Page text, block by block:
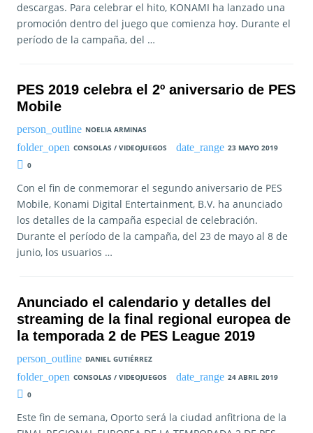
descargas. Para celebrar el hito, KONAMI ha lanzado una
promoción dentro del juego que comienza hoy. Durante el
período de la campaña, del …
PES 2019 celebra el 2º aniversario de PES
Mobile
NOELIA ARMINAS
CONSOLAS / VIDEOJUEGOS
23 MAYO 2019
0
Con el fin de conmemorar el segundo aniversario de PES
Mobile, Konami Digital Entertainment, B.V. ha anunciado
los detalles de la campaña especial de celebración.
Durante el período de la campaña, del 23 de mayo al 8 de
junio, los usuarios …
Anunciado el calendario y detalles del
streaming de la final regional europea de
la temporada 2 de PES League 2019
DANIEL GUTIÉRREZ
CONSOLAS / VIDEOJUEGOS
24 ABRIL 2019
0
Este fin de semana, Oporto será la ciudad anfitriona de la